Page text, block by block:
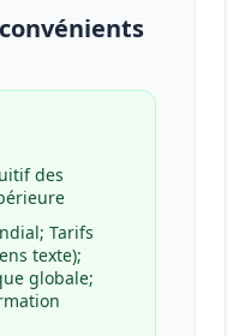
des
Tarifs
texte);
globale;